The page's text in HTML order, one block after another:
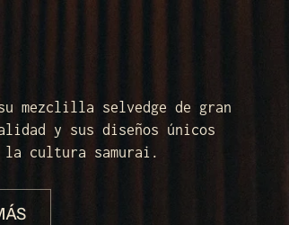
mezclilla selvedge de gran
y sus diseños únicos
cultura samurai.